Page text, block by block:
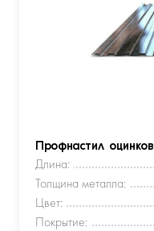
Профнастил
Длина:
Толщина металла:
Цвет:
Покрытие: